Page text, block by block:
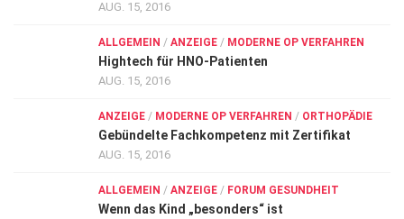
AUG. 15, 2016
ALLGEMEIN / ANZEIGE / MODERNE OP VERFAHREN
Hightech für HNO-Patienten
AUG. 15, 2016
ANZEIGE / MODERNE OP VERFAHREN / ORTHOPÄDIE
Gebündelte Fachkompetenz mit Zertifikat
AUG. 15, 2016
ALLGEMEIN / ANZEIGE / FORUM GESUNDHEIT
Wenn das Kind „besonders“ ist